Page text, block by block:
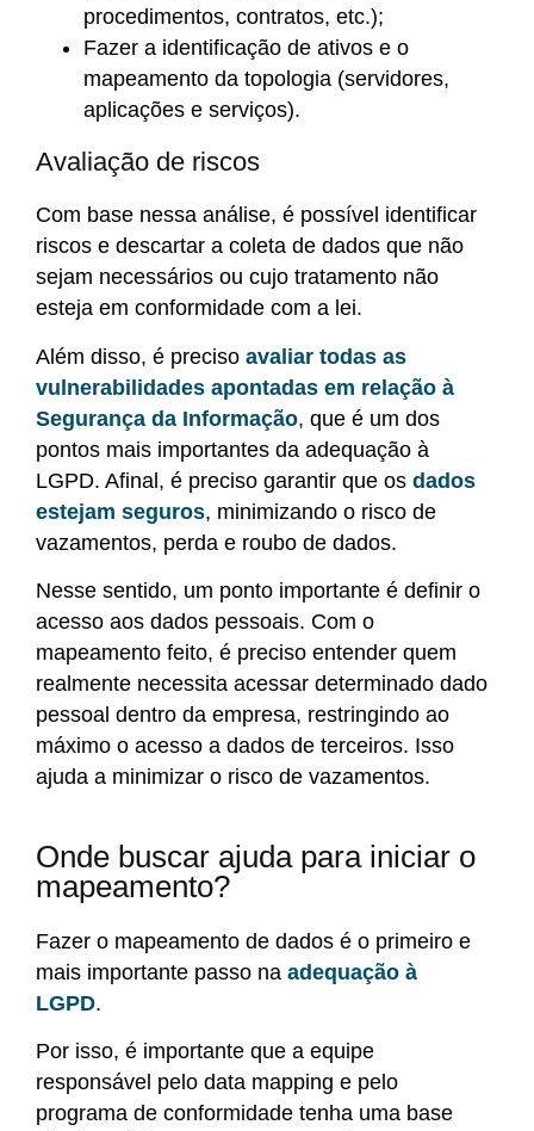
procedimentos, contratos, etc.);
Fazer a identificação de ativos e o
mapeamento da topologia (servidores,
aplicações e serviços).
Avaliação de riscos
Com base nessa análise, é possível identificar
riscos e descartar a coleta de dados que não
sejam necessários ou cujo tratamento não
esteja em conformidade com a lei.
Além disso, é precisoavaliar todas as
vulnerabilidades apontadas em relação à
Segurança da Informação, que é um dos
pontos mais importantes da adequação à
LGPD. Afinal, é preciso garantir que osdados
estejam seguros, minimizando o risco de
vazamentos, perda e roubo de dados.
Nesse sentido, um ponto importante é definir o
acesso aos dados pessoais. Com o
mapeamento feito, é preciso entender quem
realmente necessita acessar determinado dado
pessoal dentro da empresa, restringindo ao
máximo o acesso a dados de terceiros. Isso
ajuda a minimizar o risco de vazamentos.
Onde buscar ajuda para iniciar o
mapeamento?
Fazer o mapeamento de dados é o primeiro e
mais importante passo naadequação à
LGPD.
Por isso, é importante que a equipe
responsável pelo data mapping e pelo
programa de conformidade tenha uma base